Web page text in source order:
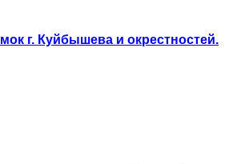
г. Куйбышева и окрестностей.